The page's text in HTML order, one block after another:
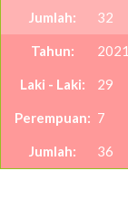
32
2021
29
7
36